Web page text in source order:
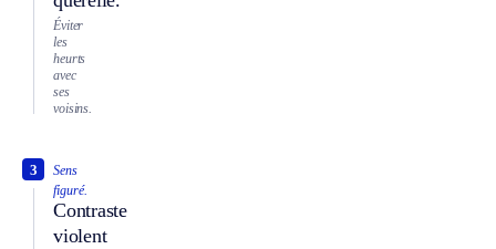
Éviter
les
heurts
avec
ses
voisins.
Sens
figuré.
Contraste
violent
3